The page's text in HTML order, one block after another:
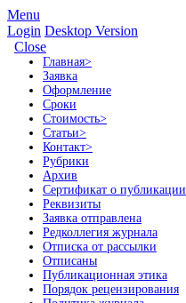
Menu
Login Desktop Version
Close
Главная>
Заявка
Оформление
Сроки
Стоимость>
Статьи>
Контакт>
Рубрики
Архив
Сертификат о публикации
Реквизиты
Заявка отправлена
Редколлегия журнала
Отписка от рассылки
Отписаны
Публикационная этика
Порядок рецензирования